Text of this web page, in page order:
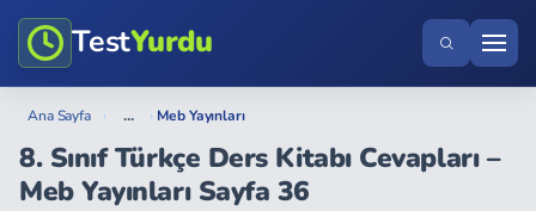
TestYurdu
Ana Sayfa › ... › Meb Yayınları
8. Sınıf Türkçe Ders Kitabı Cevapları –
Meb Yayınları Sayfa 36